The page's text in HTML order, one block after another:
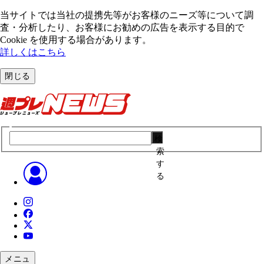
当サイトでは当社の提携先等がお客様のニーズ等について調
査・分析したり、お客様にお勧めの広告を表⽰する⽬的で
Cookie を使⽤する場合があります。
詳しくはこちら
閉じる
索
す
る
メニュ